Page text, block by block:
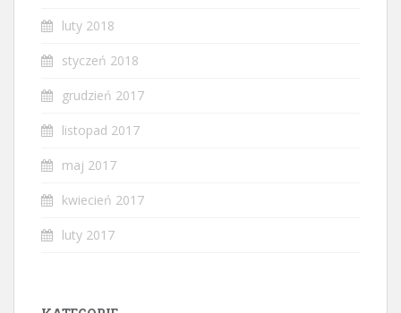
luty 2018
styczeń 2018
grudzień 2017
listopad 2017
maj 2017
kwiecień 2017
luty 2017